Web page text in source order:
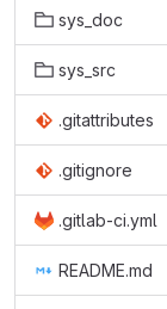
sys_doc
sys_src
.gitattributes
.gitignore
.gitlab-ci.yml
README.md